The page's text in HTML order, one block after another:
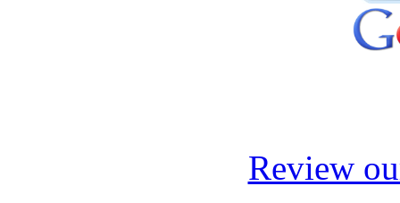
Review